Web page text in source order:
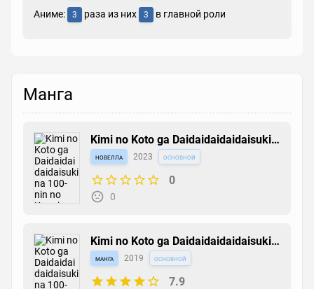
Аниме: 3 раза из них 3 в главной роли
Манга
Kimi no Koto ga Daidaidaidaidaisuki
na 100-nin no Kanojo: Bangai
Koimonogatari - Secret Love Story
новелла 2023 основной
0
0
Kimi no Koto ga Daidaidaidaidaisuki
na 100-nin no Kanojo
манга 2019 основной
7.9